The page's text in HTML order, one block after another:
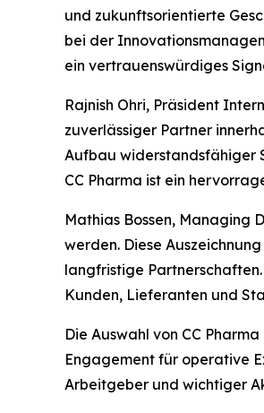
und zukunftsorientierte
bei der
ein vertrauenswürdiges
Rajnish Ohri, Präsident
zuverlässiger Partner
Aufbau widerstandsfähiger
CC Pharma ist ein
Mathias Bossen, Managing
werden. Diese
langfristige
Kunden, Lieferanten und
Die Auswahl von CC
Engagement für operative
Arbeitgeber und wichtiger